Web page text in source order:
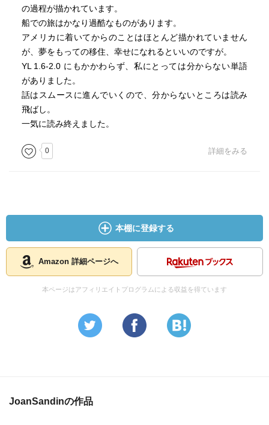
の過程が描かれています。
船での旅はかなり過酷なものがあります。
アメリカに着いてからのことはほとんど描かれていません
が、夢をもっての移住、幸せになれるといいのですが。
YL 1.6-2.0 にもかかわらず、私にとっては分からない単語
がありました。
話はスムースに進んでいくので、分からないところは読み
飛ばし。
一気に読み終えました。
0 詳細をみる
本棚に登録する
Amazon 詳細ページへ
本ページはアフィリエイトプログラムによる収益を得ています
JoanSandinの作品